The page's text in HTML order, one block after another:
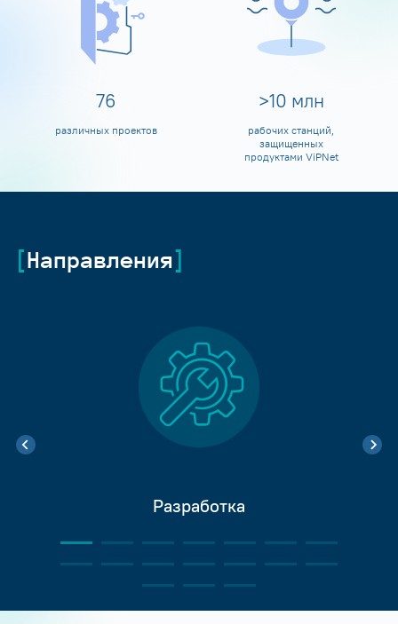
80
различных проектов
>10 млн
рабочих станций,
защищенных
продуктами ViPNet
Направления
Разработка